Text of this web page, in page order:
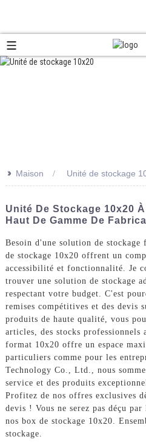
>> Maison Unité de stockage
Unité De Stockage 10x20
Haut De Gamme De
Besoin d'une solution de stockage
de stockage 10x20 offrent un
accessibilité et fonctionnalité. Je
trouver une solution de stockage
respectant votre budget. C'est
remises compétitives et des devis
produits de haute qualité, vous
articles, des stocks professionnels
format 10x20 offre un espace
particuliers comme pour les
Technology Co., Ltd., nous
service et des produits
Profitez de nos offres exclusives
devis ! Vous ne serez pas déçu
nos box de stockage 10x20.
stockage.